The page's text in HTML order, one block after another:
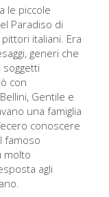
le piccole
Paradiso di
italiani. Era
generi che
con
Gentile e
una famiglia
conoscere
famoso
agli